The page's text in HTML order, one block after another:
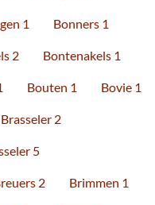
1 Bonners 1
2 Bontenakels 1
Bouten 1 Bovie 1
Brasseler 2
5
2 Brimmen 1